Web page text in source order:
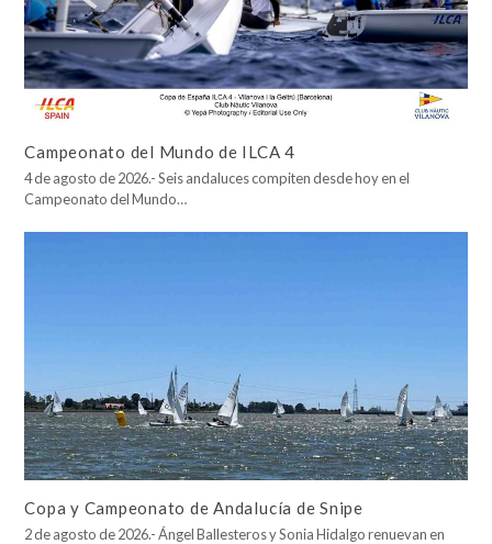
Campeonato del Mundo de ILCA 4
4 de agosto de 2026.- Seis andaluces compiten desde hoy en el
Campeonato del Mundo…
Copa y Campeonato de Andalucía de Snipe
2 de agosto de 2026.- Ángel Ballesteros y Sonia Hidalgo renuevan en